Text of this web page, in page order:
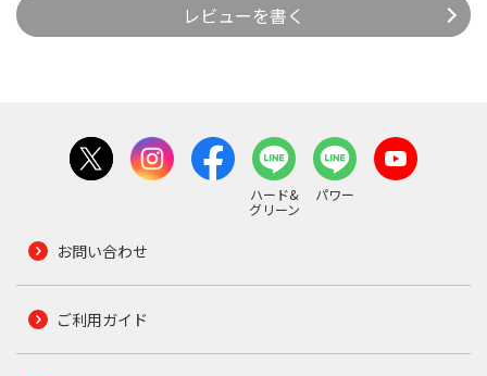
レビューを書く
ハード&
グリーン
パワー
お問い合わせ
ご利用ガイド